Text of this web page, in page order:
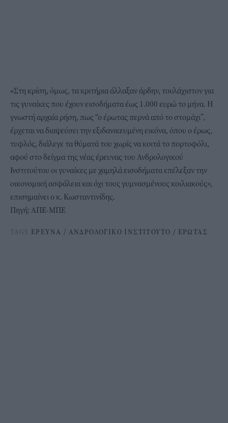
«Στη κρίση, όμως, τα κριτήρια άλλαξαν άρδην, τουλάχιστον για
τις γυναίκες που έχουν εισοδήματα έως 1.000 ευρώ το μήνα. Η
γνωστή αρχαία ρήση, πως “ο έρωτας περνά από το στομάχι”,
έρχεται να διαψεύσει την εξιδανικευμένη εικόνα, όπου ο έρως,
τυφλός, διάλεγε τα θύματά του χωρίς να κοιτά το πορτοφόλι,
αφού στο δείγμα της νέας έρευνας του Ανδρολογικού
Ινστιτούτου οι γυναίκες με χαμηλά εισοδήματα επέλεξαν την
οικονομική ασφάλεια και όχι τους γυμνασμένους κοιλιακούς»,
επισημαίνει ο κ. Κωσταντινίδης.
Πηγή: ΑΠΕ-ΜΠΕ
TAGS ΕΡΕΥΝΑ / ΑΝΔΡΟΛΟΓΙΚΟ ΙΝΣΤΙΤΟΥΤΟ / ΕΡΩΤΑΣ